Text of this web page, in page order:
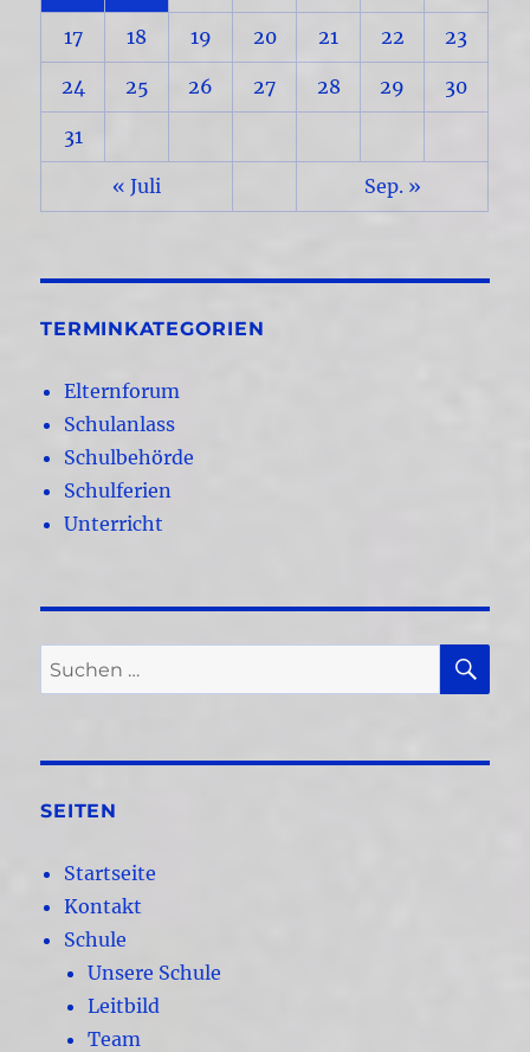
17 18 19 20 21 22 23
24 25 26 27 28 29 30
31
« Juli Sep. »
TERMINKATEGORIEN
Elternforum
Schulanlass
Schulbehörde
Schulferien
Unterricht
Suchen
nach:
SEITEN
Startseite
Kontakt
Schule
Unsere Schule
Leitbild
Team